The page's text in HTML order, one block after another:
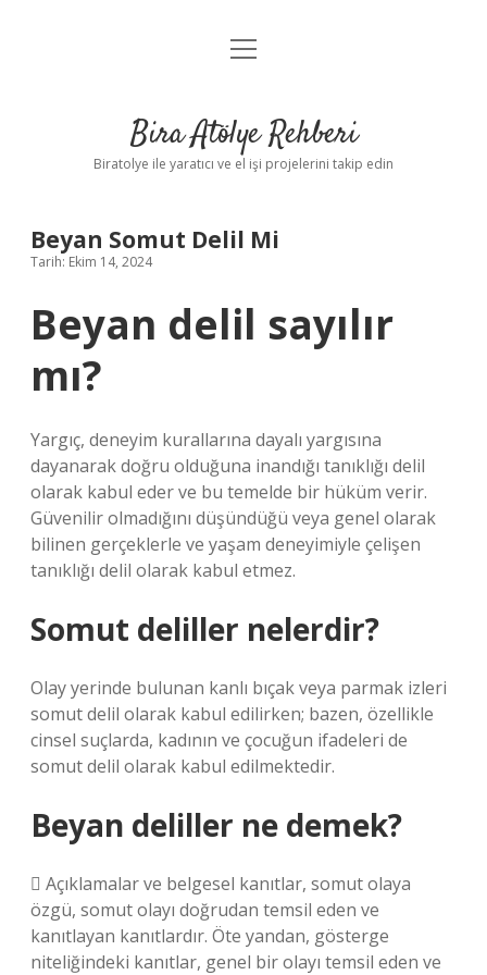
Anasayfa
Yasal Uyarı
menüyü
Bira Atölye Rehberi
Biratolye ile yaratıcı ve el işi projelerini takip edin
Beyan Somut Delil Mi
Tarih: Ekim 14, 2024
Beyan delil sayılır
mı?
Yargıç, deneyim kurallarına dayalı yargısına
dayanarak doğru olduğuna inandığı tanıklığı delil
olarak kabul eder ve bu temelde bir hüküm verir.
Güvenilir olmadığını düşündüğü veya genel olarak
bilinen gerçeklerle ve yaşam deneyimiyle çelişen
tanıklığı delil olarak kabul etmez.
Somut deliller nelerdir?
Olay yerinde bulunan kanlı bıçak veya parmak izleri
somut delil olarak kabul edilirken; bazen, özellikle
cinsel suçlarda, kadının ve çocuğun ifadeleri de
somut delil olarak kabul edilmektedir.
Beyan deliller ne demek?
 Açıklamalar ve belgesel kanıtlar, somut olaya
özgü, somut olayı doğrudan temsil eden ve
kanıtlayan kanıtlardır. Öte yandan, gösterge
niteliğindeki kanıtlar, genel bir olayı temsil eden ve